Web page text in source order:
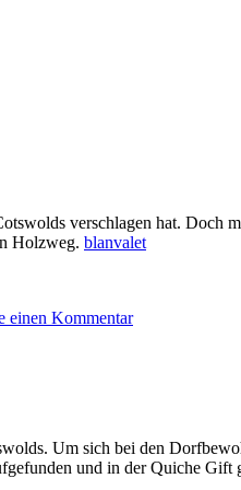
verschlagen hat. Doch
Holzweg. blanvalet
einen KommentarT
der
Tote
Um sich bei den
und in der Quiche Gift